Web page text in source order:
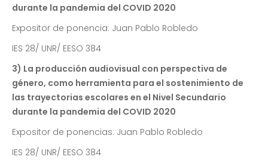
durante la pandemia del COVID 2020
Expositor de ponencia: Juan Pablo Robledo
IES 28/ UNR/ EESO 384
3) La producción audiovisual con perspectiva de
género, como herramienta para el sostenimiento de
las trayectorias escolares en el Nivel Secundario
durante la pandemia del COVID 2020
Expositor de ponencias: Juan Pablo Robledo
IES 28/ UNR/ EESO 384